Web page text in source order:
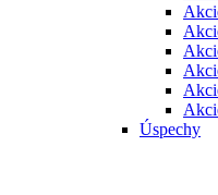
Úspechy